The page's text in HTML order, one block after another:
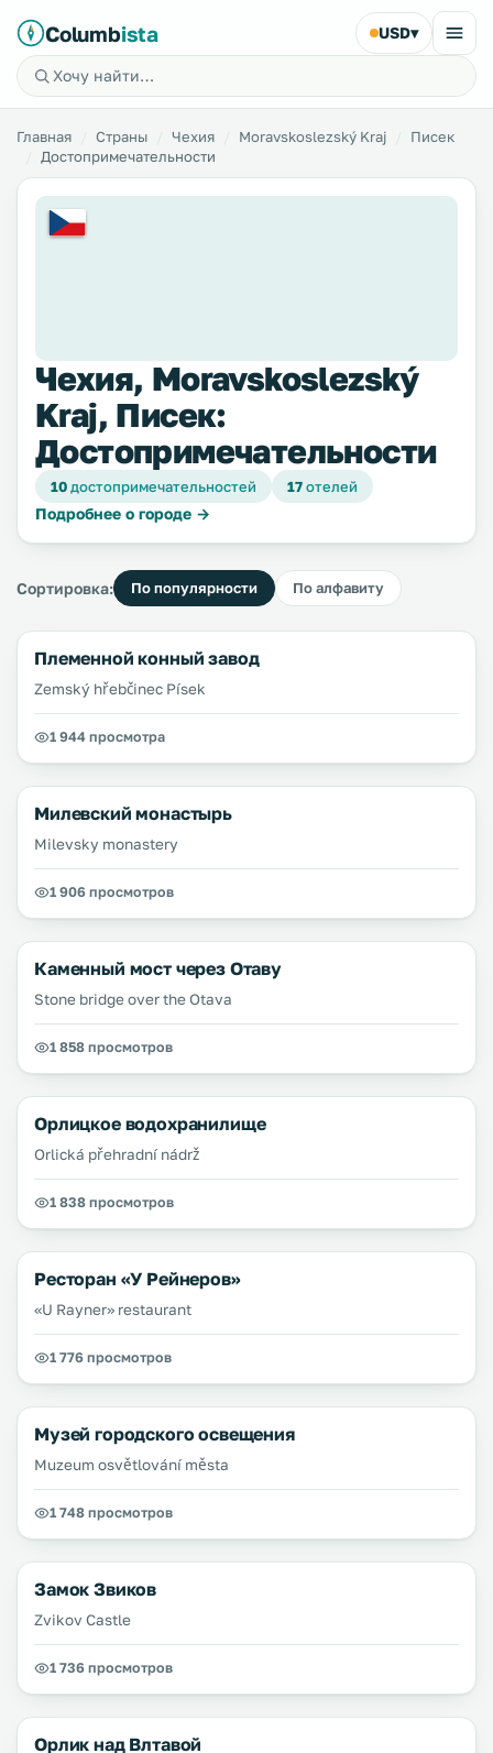
Columbista USD▾
Главная Страны Чехия Moravskoslezský Kraj
Писек
Достопримечательности
Чехия, Moravskoslezský
Kraj, Писек:
Достопримечательности
10достопримечательностей 17отелей
Подробнее о городе →
Сортировка: По популярности По алфавиту
Племенной конный завод
Zemský hřebčinec Písek
1 944 просмотра
Милевский монастырь
Milevsky monastery
1 906 просмотров
Каменный мост через Отаву
Stone bridge over the Otava
1 858 просмотров
Орлицкое водохранилище
Orlická přehradní nádrž
1 838 просмотров
Ресторан «У Рейнеров»
«U Rayner» restaurant
1 776 просмотров
Музей городского освещения
Muzeum osvětlování města
1 748 просмотров
Замок Звиков
Zvikov Castle
1 736 просмотров
Орлик над Влтавой